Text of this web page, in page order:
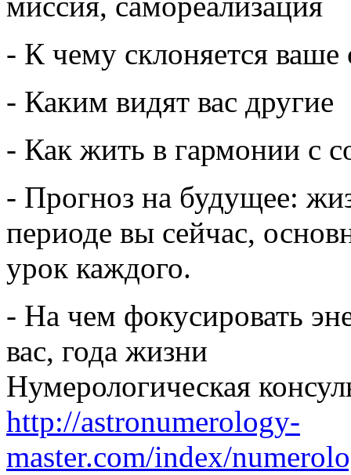
- К чему склоняется ваше
- Каким видят вас другие
- Как жить в гармонии с
- Прогноз на будущее:
периоде вы сейчас,
урок каждого.
- На чем фокусировать
вас, года жизни
Нумерологическая
http://astronumerology-
master.com/index/